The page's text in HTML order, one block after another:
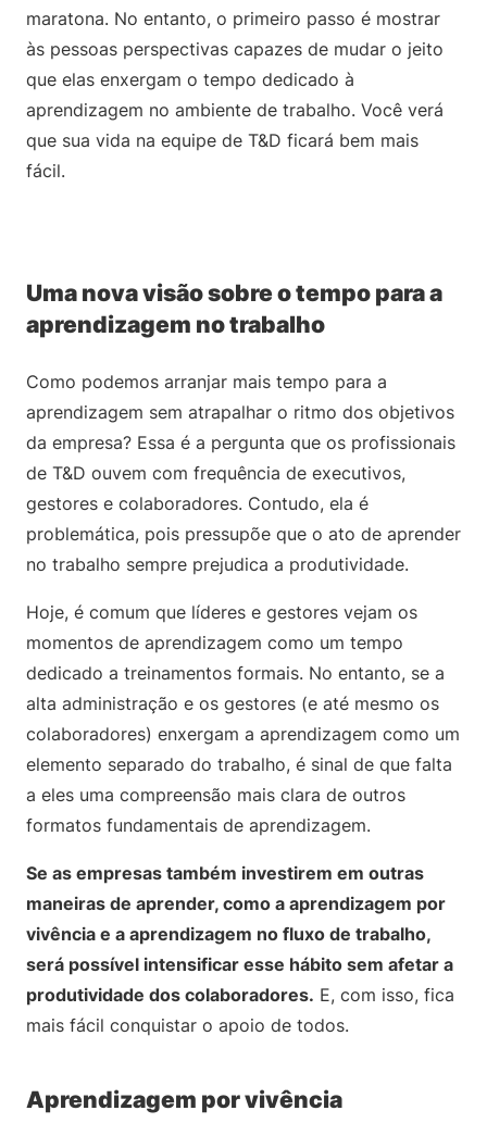
maratona. No entanto, o primeiro passo é mostrar
às pessoas perspectivas capazes de mudar o jeito
que elas enxergam o tempo dedicado à
aprendizagem no ambiente de trabalho. Você verá
que sua vida na equipe de T&D ficará bem mais
fácil.
Uma nova visão sobre o tempo para a
aprendizagem no trabalho
Como podemos arranjar mais tempo para a
aprendizagem sem atrapalhar o ritmo dos objetivos
da empresa? Essa é a pergunta que os profissionais
de T&D ouvem com frequência de executivos,
gestores e colaboradores. Contudo, ela é
problemática, pois pressupõe que o ato de aprender
no trabalho sempre prejudica a produtividade.
Hoje, é comum que líderes e gestores vejam os
momentos de aprendizagem como um tempo
dedicado a treinamentos formais. No entanto, se a
alta administração e os gestores (e até mesmo os
colaboradores) enxergam a aprendizagem como um
elemento separado do trabalho, é sinal de que falta
a eles uma compreensão mais clara de outros
formatos fundamentais de aprendizagem.
Se as empresas também investirem em outras
maneiras de aprender, como a aprendizagem por
vivência e a aprendizagem no fluxo de trabalho,
será possível intensificar esse hábito sem afetar a
produtividade dos colaboradores. E, com isso, fica
mais fácil conquistar o apoio de todos.
Aprendizagem por vivência